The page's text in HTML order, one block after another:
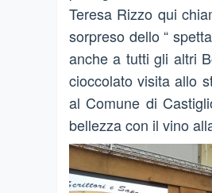
Teresa Rizzo qui
sorpreso dello “
anche a tutti gli altri
cioccolato visita allo
al Comune di
bellezza con il vino